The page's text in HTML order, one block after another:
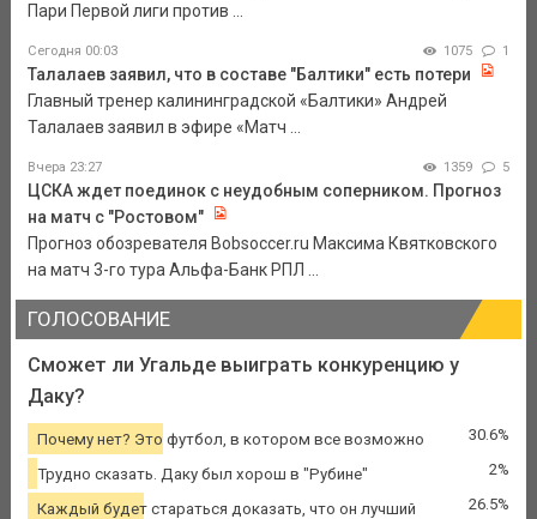
Пари Первой лиги против ...
Сегодня 00:03 1075 1
Талалаев заявил, что в составе "Балтики" есть потери
Главный тренер калининградской «Балтики» Андрей
Талалаев заявил в эфире «Матч ...
Вчера 23:27 1359 5
ЦСКА ждет поединок с неудобным соперником. Прогноз
на матч с "Ростовом"
Прогноз обозревателя Bobsoccer.ru Максима Квятковского
на матч 3-го тура Альфа-Банк РПЛ ...
ГОЛОСОВАНИЕ
Сможет ли Угальде выиграть конкуренцию у
Даку?
Почему нет? Это футбол, в котором все возможно 30.6%
Трудно сказать. Даку был хорош в "Рубине" 2%
Каждый будет стараться доказать, что он лучший 26.5%